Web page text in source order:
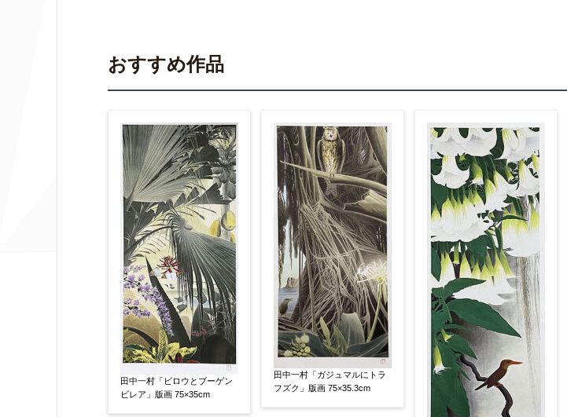
作品の画題 【任意】
作品の技法 【任意】
日本画
油彩画 版画 水彩 素描
立体
その他
絵の画面サイズ 【任意】
おすすめ作品
田中一村「ビロウとブーゲン
ビレア」版画 75×35cm
田中一村「ガジュマルにトラ
フズク」版画 75×35.3cm